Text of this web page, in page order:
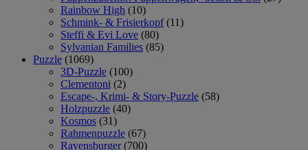
Rainbow High (10)
Schmink- & Frisierkopf (11)
Steffi & Evi Love (80)
Sylvanian Families (85)
Puzzle (1069)
3D-Puzzle (100)
Clementoni (2)
Escape-, Krimi- & Story-Puzzle (58)
Holzpuzzle (40)
Kosmos (31)
Rahmenpuzzle (67)
Ravensburger (700)